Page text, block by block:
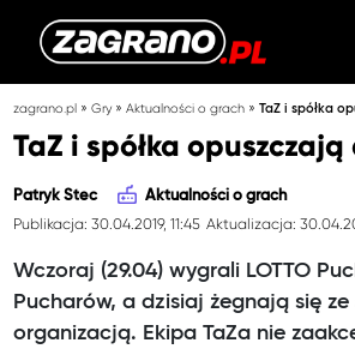
zagrano.pl »Gry»Aktualności o grach »TaZ i spółka
TaZ i spółka
Patryk Stec Aktualności o grach
Publikacja: 30.04.2019, 11:45 Aktualizacja:
Wczoraj (29.04) wygrali LOTTO
Pucharów, a dzisiaj żegnają się
organizacją. Ekipa TaZa nie